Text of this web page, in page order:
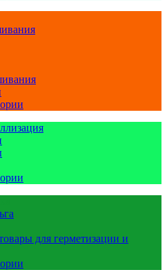
для герметизации и